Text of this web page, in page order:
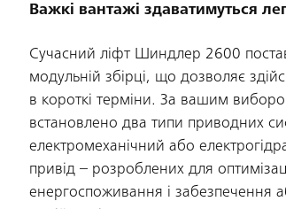
Важкі вантажі здаватимуться
Сучасний ліфт Шиндлер 2600
модульній збірці, що дозволяє
в короткі терміни. За вашим
встановлено два типи приводних
електромеханічний або
привід – розроблених для
енергоспоживання і забезпечення